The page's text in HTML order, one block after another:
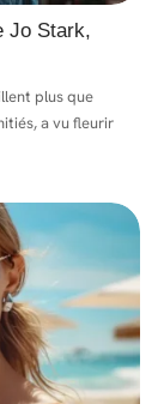
Jo Stark,
plus que
a vu fleurir